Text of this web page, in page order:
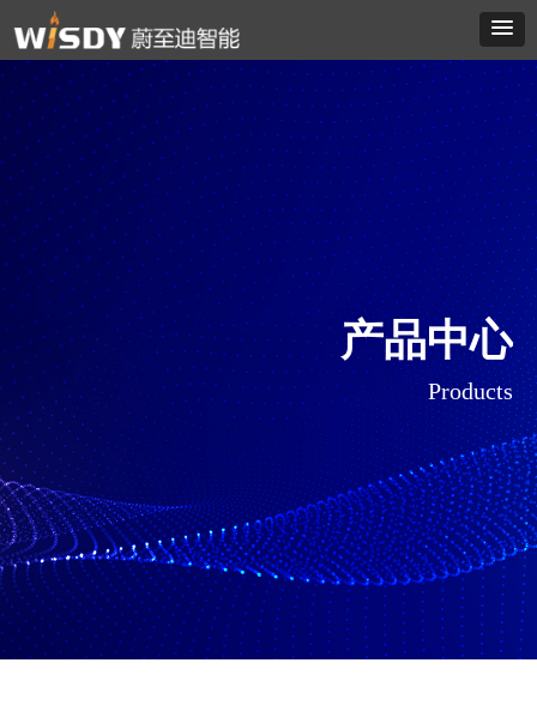
产品中心
Products